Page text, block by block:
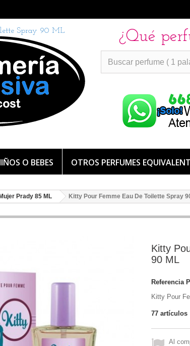
Spray 90 ML ¿Qué
O BEBES OTROS PERFUMES
Prady 85 ML Kitty Pour Femme Eau De Toilette Spray
Kitty
90 ML
Referencia
Kitty Pour
77 artículos
Al